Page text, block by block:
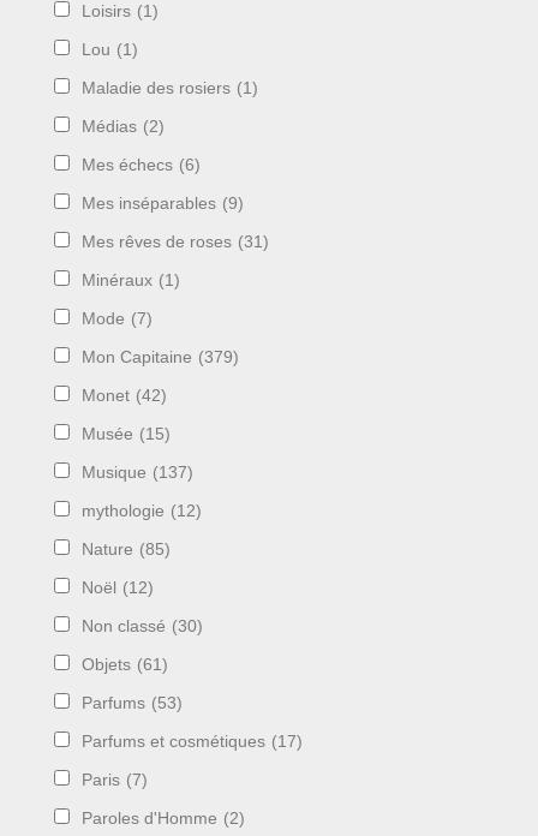
Loisirs (1)
Lou (1)
Maladie des rosiers (1)
Médias (2)
Mes échecs (6)
Mes inséparables (9)
Mes rêves de roses (31)
Minéraux (1)
Mode (7)
Mon Capitaine (379)
Monet (42)
Musée (15)
Musique (137)
mythologie (12)
Nature (85)
Noël (12)
Non classé (30)
Objets (61)
Parfums (53)
Parfums et cosmétiques (17)
Paris (7)
Paroles d'Homme (2)